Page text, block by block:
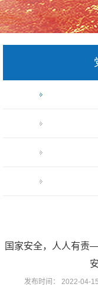
国家安全，人人有责
发布时间： 2022-04-